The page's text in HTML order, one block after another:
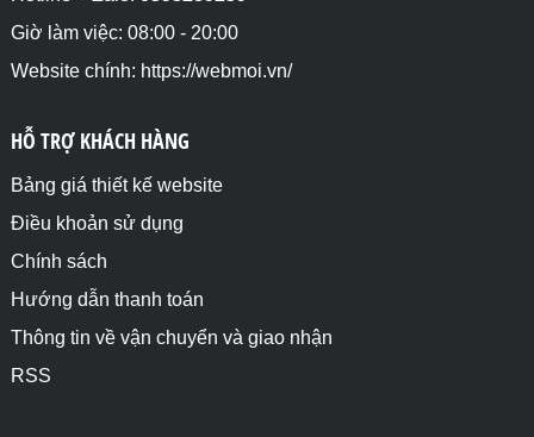
Giờ làm việc: 08:00 - 20:00
Website chính: https://webmoi.vn/
HỖ TRỢ KHÁCH HÀNG
Bảng giá thiết kế website
Điều khoản sử dụng
Chính sách
Hướng dẫn thanh toán
Thông tin về vận chuyển và giao nhận
RSS